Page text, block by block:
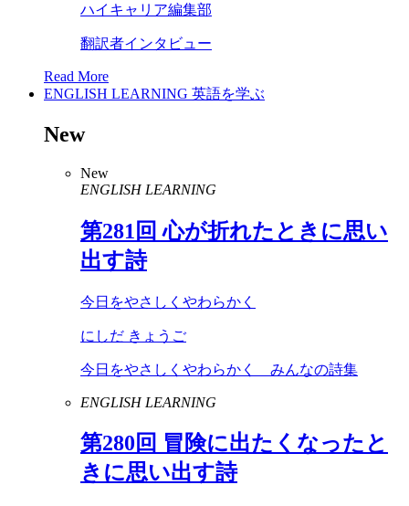
ハイキャリア編集部
翻訳者インタビュー
Read More
ENGLISH LEARNING 英語を学ぶ
New
New
ENGLISH LEARNING
第281 回 心が折れたときに思い
出す詩
今日をやさしくやわらかく
にしだ きょうご
今日をやさしくやわらかく みんなの詩集
ENGLISH LEARNING
第280回 冒険に出たくなったと
きに思い出す詩